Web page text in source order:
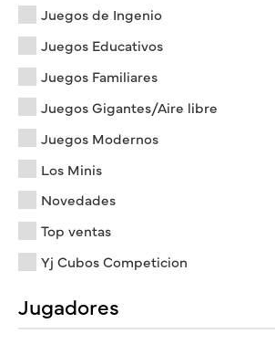
Juegos de Ingenio
Juegos Educativos
Juegos Familiares
Juegos Gigantes/Aire libre
Juegos Modernos
Los Minis
Novedades
Top ventas
Yj Cubos Competicion
Jugadores